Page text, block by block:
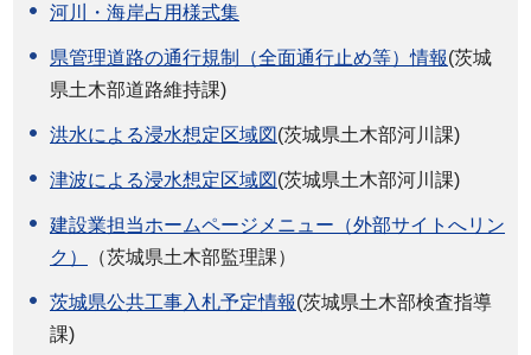
河川・海岸占用様式集
県管理道路の通行規制（全面通行止め等）情報(茨城
県土木部道路維持課)
洪水による浸水想定区域図 (茨城県土木部河川課)
津波による浸水想定区域図 (茨城県土木部河川課)
建設業担当ホームページメニュー（外部サイトへリン
ク）
（茨城県土木部監理課）
茨城県公共工事入札予定情報(茨城県土木部検査指導
課)